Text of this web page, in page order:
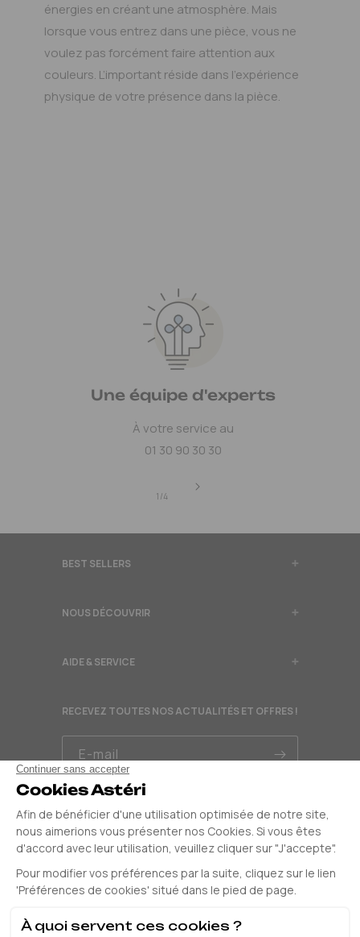
énergies en créant une atmosphère. Mais
lorsque vous entrez dans une pièce, vous ne
voulez pas forcément faire attention aux
couleurs. L’important réside dans l’expérience
physique de votre présence dans la pièce.
Une équipe d'experts
À votre service au
01 30 90 30 30
1 /de
4
BEST SELLERS
NOUS DÉCOUVRIR
AIDE & SERVICE
RECEVEZ TOUTES NOS ACTUALITÉS ET OFFRES !
E-mail
missing:
OCT 2024